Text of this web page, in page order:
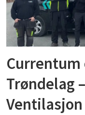
Currentum
Trøndelag
Ventilasjon